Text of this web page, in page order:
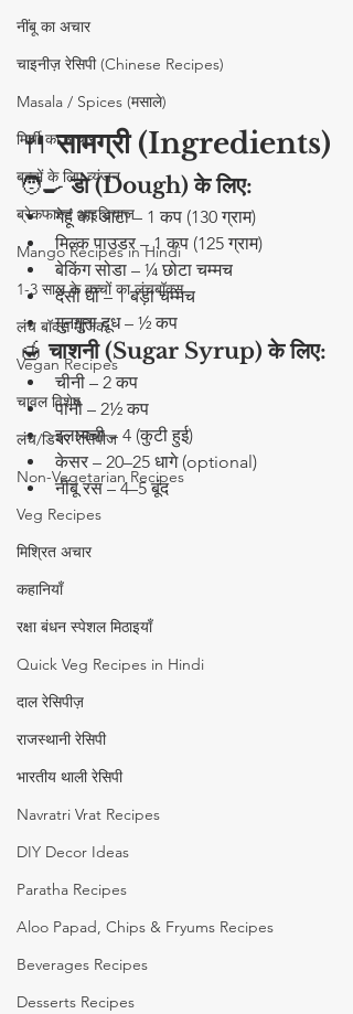
नींबू का अचार
चाइनीज़ रेसिपी (Chinese Recipes)
Masala / Spices (मसाले)
मिर्ची का अचार
बच्चों के लिए व्यंजन
ब्रेकफास्ट आइडियाज
Mango Recipes in Hindi
1-3 साल के बच्चों का लंचबॉक्स
लंच बॉक्स मैजिक
Vegan Recipes
चावल विशेष
लंच/डिनर रेसिपीज
Non-Vegetarian Recipes
Veg Recipes
मिश्रित अचार
कहानियाँ
रक्षा बंधन स्पेशल मिठाइयाँ
Quick Veg Recipes in Hindi
दाल रेसिपीज़
राजस्थानी रेसिपी
भारतीय थाली रेसिपी
Navratri Vrat Recipes
DIY Decor Ideas
Paratha Recipes
Aloo Papad, Chips & Fryums Recipes
Beverages Recipes
Desserts Recipes
🍴 सामग्री (Ingredients)
🧑‍🍳 डो (Dough) के लिए:
गेहूं का आटा – 1 कप (130 ग्राम)
मिल्क पाउडर – 1 कप (125 ग्राम)
बेकिंग सोडा – ¼ छोटा चम्मच
देसी घी – 1 बड़ा चम्मच
गुनगुना दूध – ½ कप
🍯 चाशनी (Sugar Syrup) के लिए:
चीनी – 2 कप
पानी – 2½ कप
इलायची – 4 (कुटी हुई)
केसर – 20–25 धागे (optional)
नींबू रस – 4–5 बूंद